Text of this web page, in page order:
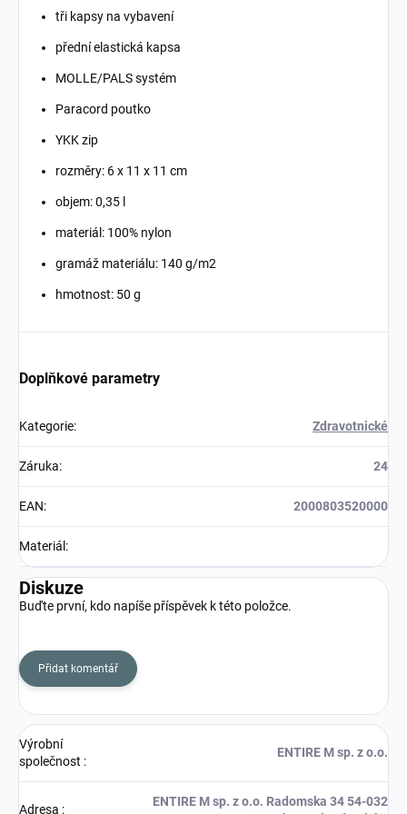
tři kapsy na vybavení
přední elastická kapsa
MOLLE/PALS systém
Paracord poutko
YKK zip
rozměry: 6 x 11 x 11 cm
objem: 0,35 l
materiál: 100% nylon
gramáž materiálu: 140 g/m2
hmotnost: 50 g
Doplňkové parametry
Kategorie: Zdravotnické
Záruka: 24
EAN: 2000803520000
Materiál :
Diskuze
Buďte první, kdo napíše příspěvek k této položce.
Přidat komentář
Výrobní
společnost :
ENTIRE M sp. z o.o.
Adresa :
ENTIRE M sp. z o.o. Radomska 34 54-032